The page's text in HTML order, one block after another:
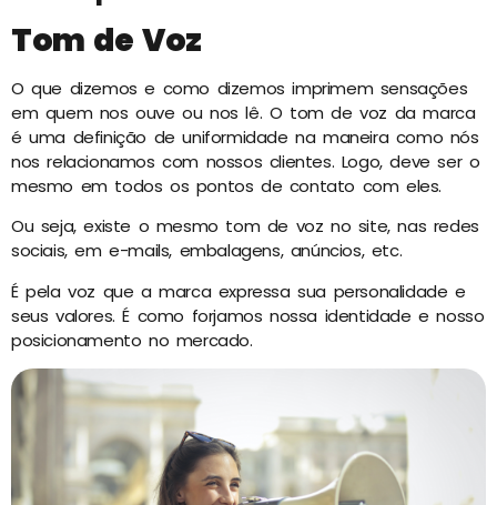
Tom de Voz
O que dizemos e como dizemos imprimem sensações
em quem nos ouve ou nos lê. O tom de voz da marca
é uma definição de uniformidade na maneira como nós
nos relacionamos com nossos clientes. Logo, deve ser o
mesmo em todos os pontos de contato com eles.
Ou seja, existe o mesmo tom de voz no site, nas redes
sociais, em e-mails, embalagens, anúncios, etc.
É pela voz que a marca expressa sua personalidade e
seus valores. É como forjamos nossa identidade e nosso
posicionamento no mercado.